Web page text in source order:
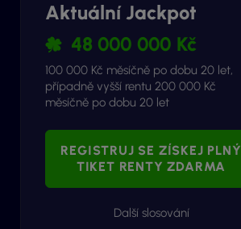
Aktuální Jackpot
48 000 000 Kč
100 000 Kč měsíčně po dobu 20 let,
případně vyšší rentu 200 000 Kč
měsíčně po dobu 20 let
REGISTRUJ SE ZÍSKEJ PLNÝ
TIKET RENTY ZDARMA
Další slosování